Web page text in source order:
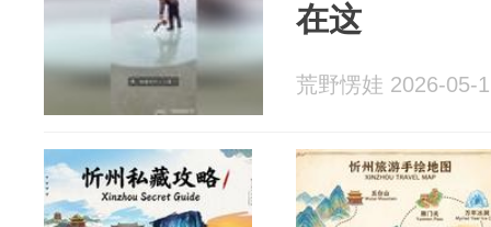
在这
荒野愣娃 2026-05-